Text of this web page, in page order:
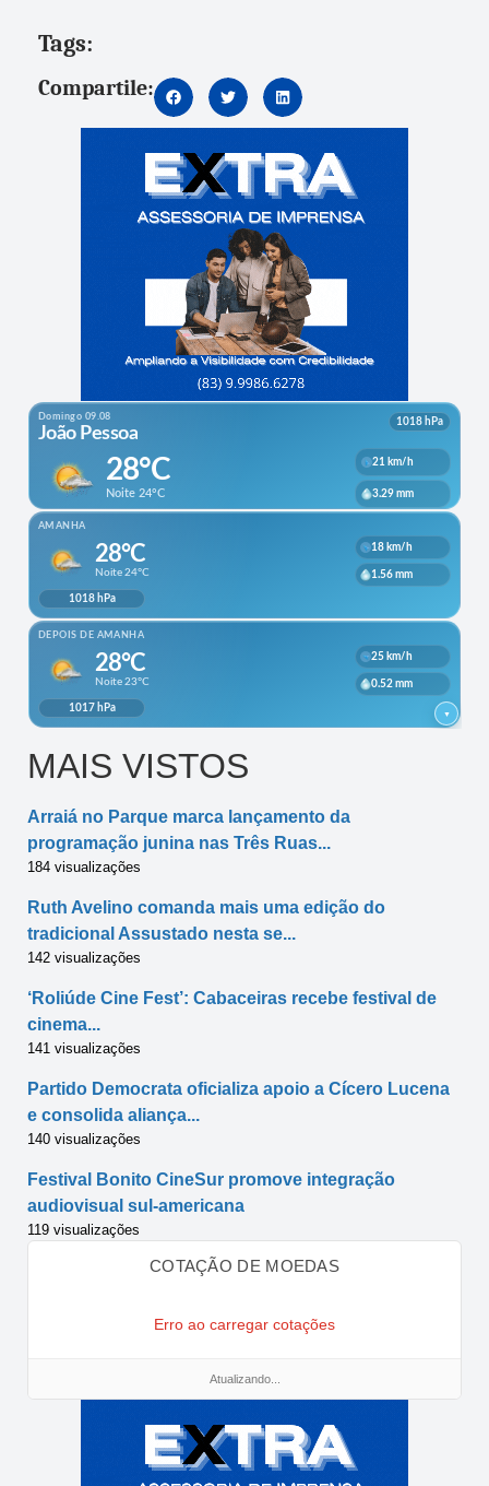
Tags:
Compartile:
MAIS VISTOS
Arraiá no Parque marca lançamento da
programação junina nas Três Ruas...
184 visualizações
Ruth Avelino comanda mais uma edição do
tradicional Assustado nesta se...
142 visualizações
‘Roliúde Cine Fest’: Cabaceiras recebe festival de
cinema...
141 visualizações
Partido Democrata oficializa apoio a Cícero Lucena
e consolida aliança...
140 visualizações
Festival Bonito CineSur promove integração
audiovisual sul-americana
119 visualizações
COTAÇÃO DE MOEDAS
Erro ao carregar cotações
Atualizando...